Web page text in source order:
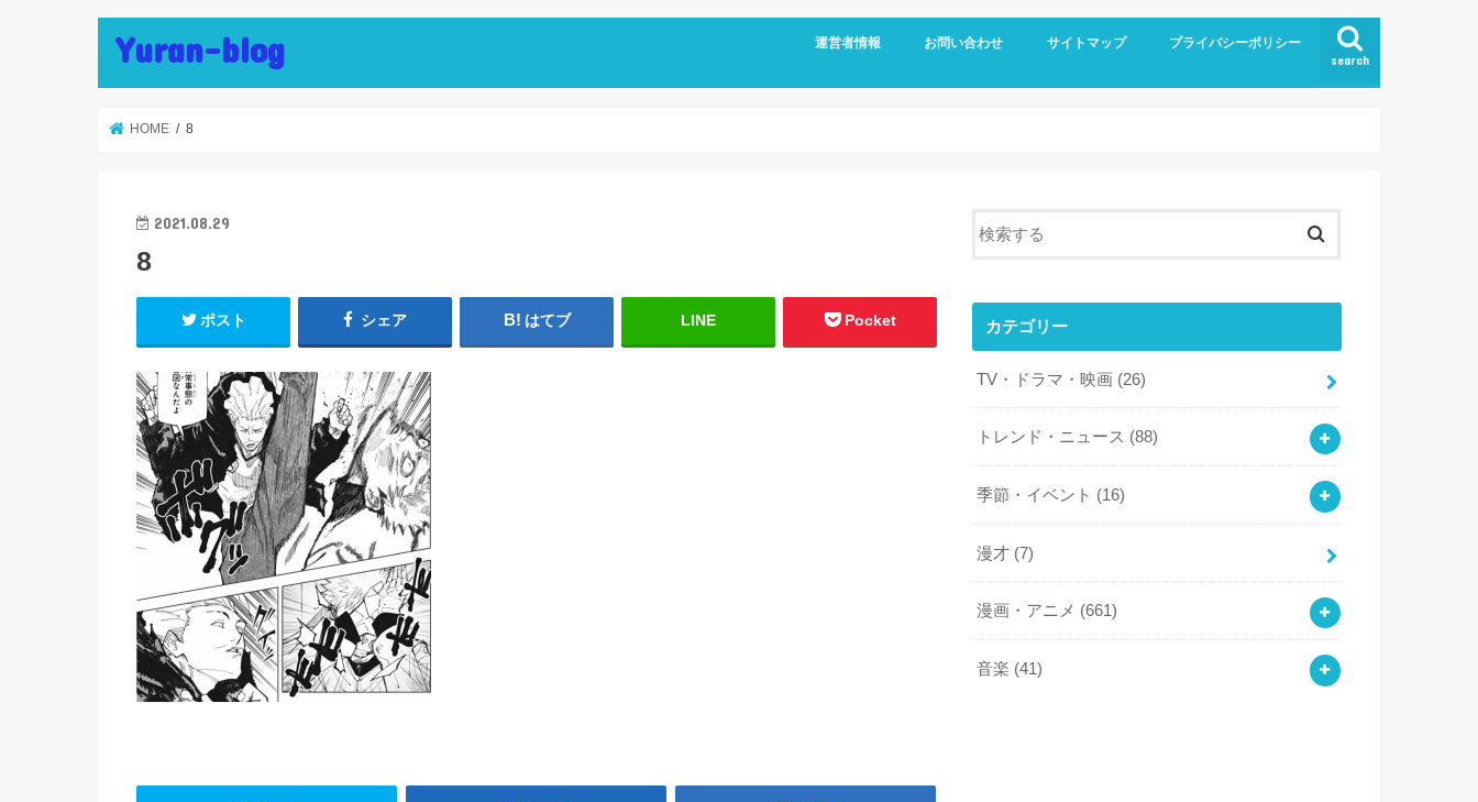
Yuran-blog search
運営者情報 お問い合わせ サイトマップ プライバシーポリシー
HOME 8
2021.08.29
8
ポスト シェア はてブ LINE Pocket カテゴリー
TV・ドラマ・映画 (26)
トレンド・ニュース (88)
季節・イベント (16)
漫才 (7)
漫画・アニメ (661)
音楽 (41)